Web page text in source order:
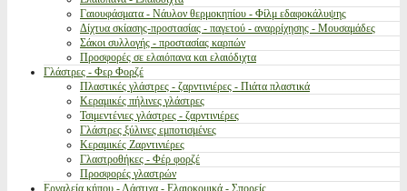
Γαιουφάσματα - Νάυλον θερμοκηπίου - Φίλμ εδαφοκάλυψης
Δίχτυα σκίασης-προστασίας - παγετού - αναρρίχησης - Μουσαμάδες
Σάκοι συλλογής - προστασίας καρπών
Προσφορές σε ελαιόπανα και ελαιόδιχτα
Γλάστρες - Φερ Φορζέ
Πλαστικές γλάστρες - ζαρντινιέρες - Πιάτα πλαστικά
Κεραμικές πήλινες γλάστρες
Τσιμεντένιες γλάστρες - ζαρντινιέρες
Γλάστρες ξύλινες εμποτισμένες
Κεραμικές Ζαρντινιέρες
Γλαστροθήκες - Φέρ φορζέ
Προσφορές γλαστρών
Εργαλεία κήπου - Λάστιχα - Ελαιοκομικά - Σπορείς